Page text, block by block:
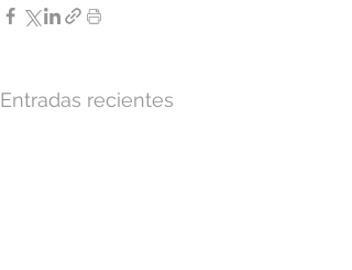
Entradas recientes